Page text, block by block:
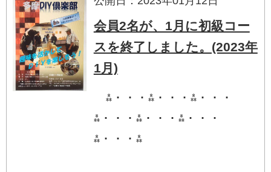
会員2名が、1月に初級コー
スを終了しました。(2023年
1月)
⁂・・・⁂・・・⁂・・・
⁂・・・⁂・・・⁂・・・
⁂・・・⁂